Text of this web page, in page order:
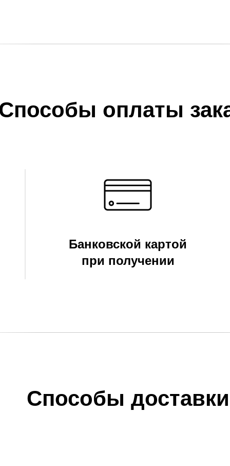
оплаты
Банковской картой
при получении
Способы доставки